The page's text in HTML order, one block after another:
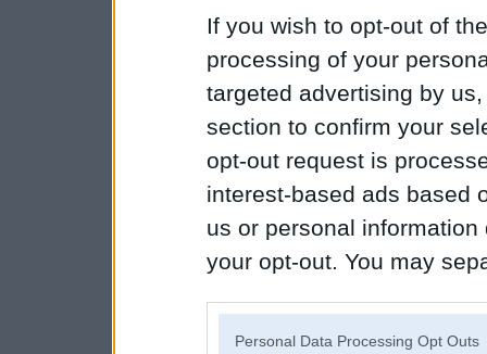
If you wish to opt-out of
processing of your
targeted advertising by
section to confirm your
opt-out request is
interest-based ads based
us or personal
your opt-out. You may
Personal Data Processing Opt Outs